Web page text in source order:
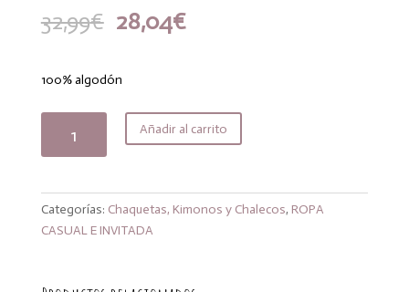
32,99€ El
precio
era:
32,99€.
28,04€El
28,04€.
100% algodón
Añadir al carrito
Categorías: Chaquetas, Kimonos y Chalecos, ROPA
CASUAL E INVITADA